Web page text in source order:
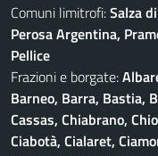
Comuni limitrofi:Salza
Perosa Argentina,
Pellice
Frazioni e borgate:
Barneo, Barra, Bastia,
Cassas, Chiabrano,
Ciabotà, Cialaret,